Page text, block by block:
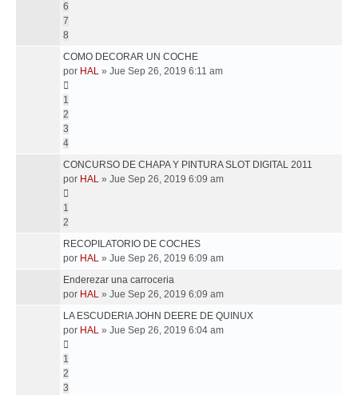
6
7
8
COMO DECORAR UN COCHE
por HAL » Jue Sep 26, 2019 6:11 am
1
2
3
4
CONCURSO DE CHAPA Y PINTURA SLOT DIGITAL 2011
por HAL » Jue Sep 26, 2019 6:09 am
1
2
RECOPILATORIO DE COCHES
por HAL » Jue Sep 26, 2019 6:09 am
Enderezar una carroceria
por HAL » Jue Sep 26, 2019 6:09 am
LA ESCUDERIA JOHN DEERE DE QUINUX
por HAL » Jue Sep 26, 2019 6:04 am
1
2
3